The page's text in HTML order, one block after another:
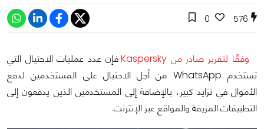
576
0
وفقًا لتقرير صادر من Kaspersky
فإن عدد عمليات الاحتيال التي
تستخدم WhatsApp من أجل الاحتيال على المستخدمين لدفع
الأموال في تزايد كبير، بالإضافة إلى المستخدمين الذين يدفعون إلى
التطبيقات المزيفة والمواقع عبر الإنترنت.